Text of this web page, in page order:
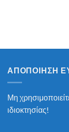
ΑΠΟΠΟΊΗΣΗ
Μη
ιδιοκτησίας!